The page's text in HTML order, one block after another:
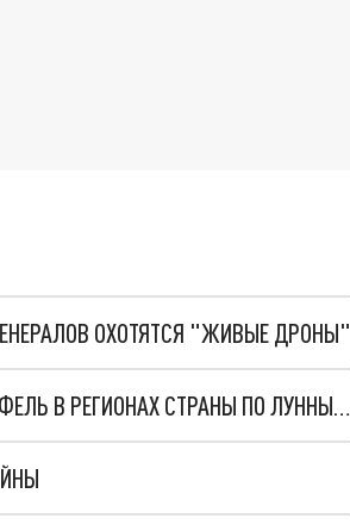
ОХОТЯТСЯ "ЖИВЫЕ ДРОНЫ"
КАЛЕНДАРЬ ОГОРОДНИКА: КОГДА В МАЕ САЖАТЬ КАРТОФЕЛЬ В РЕГИОНАХ СТРАНЫ ПО ЛУННЫМ СУТКАМ